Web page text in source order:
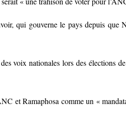
qui gouverne le pays depuis
voix nationales lors des élections
et Ramaphosa comme un «